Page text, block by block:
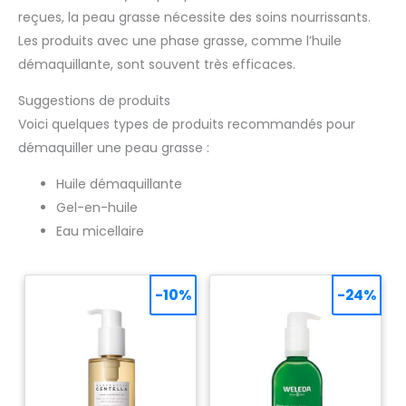
reçues, la peau grasse nécessite des soins nourrissants.
Les produits avec une phase grasse, comme l’huile
démaquillante, sont souvent très efficaces.
Suggestions de produits
Voici quelques types de produits recommandés pour
démaquiller une peau grasse :
Huile démaquillante
Gel-en-huile
Eau micellaire
-10% -24%